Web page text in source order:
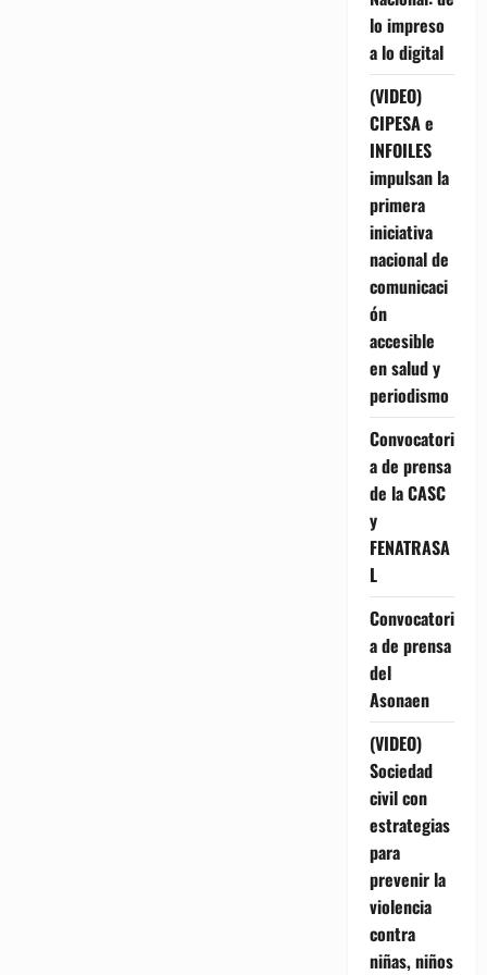
lo impreso
a lo digital
(VIDEO)
CIPESA e
INFOILES
impulsan la
primera
iniciativa
nacional de
comunicaci
ón
accesible
en salud y
periodismo
Convocatori
a de prensa
de la CASC
y
FENATRASA
L
Convocatori
a de prensa
del
Asonaen
(VIDEO)
Sociedad
civil con
estrategias
para
prevenir la
violencia
contra
niñas, niños